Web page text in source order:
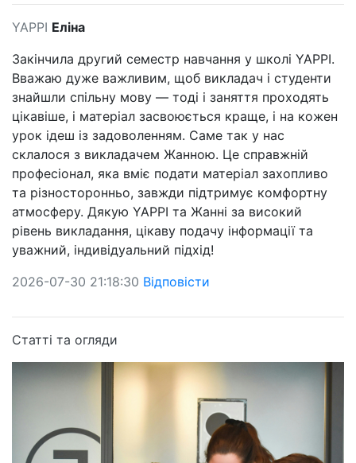
YAPPI Еліна
Закінчила другий семестр навчання у школі YAPPI.
Вважаю дуже важливим, щоб викладач і студенти
знайшли спільну мову — тоді і заняття проходять
цікавіше, і матеріал засвоюється краще, і на кожен
урок ідеш із задоволенням. Саме так у нас
склалося з викладачем Жанною. Це справжній
професіонал, яка вміє подати матеріал захопливо
та різносторонньо, завжди підтримує комфортну
атмосферу. Дякую YAPPI та Жанні за високий
рівень викладання, цікаву подачу інформації та
уважний, індивідуальний підхід!
2026-07-30 21:18:30 Відповісти
Статті та огляди